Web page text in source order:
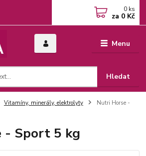
Menu
Hledat
0 ks
za 0 Kč
Vitamíny, minerály, elektrolyty
Nutri Horse -
- Sport 5 kg